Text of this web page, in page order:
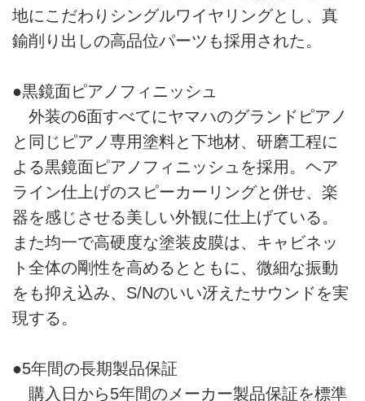
地にこだわりシングルワイヤリングとし、真
鍮削り出しの高品位パーツも採用された。
●黒鏡面ピアノフィニッシュ
外装の6面すべてにヤマハのグランドピアノ
と同じピアノ専用塗料と下地材、研磨工程に
よる黒鏡面ピアノフィニッシュを採用。ヘア
ライン仕上げのスピーカーリングと併せ、楽
器を感じさせる美しい外観に仕上げている。
また均一で高硬度な塗装皮膜は、キャビネッ
ト全体の剛性を高めるとともに、微細な振動
をも抑え込み、S/Nのいい冴えたサウンドを実
現する。
●5年間の長期製品保証
購入日から5年間のメーカー製品保証を標準